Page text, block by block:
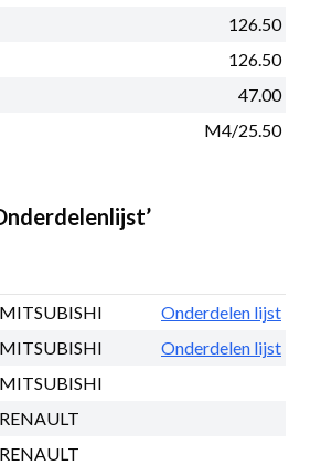
126.50
126.50
47.00
M4/25.50
MITSUBISHI
Onderdelen lijst
MITSUBISHI
Onderdelen lijst
MITSUBISHI
RENAULT
RENAULT